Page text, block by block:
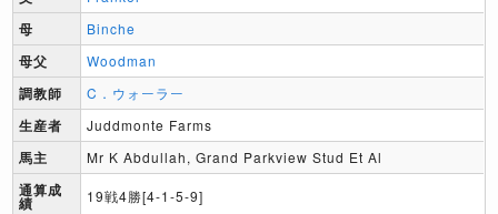
母 Binche
母父 Woodman
調教師 C．ウォーラー
生産者 Juddmonte Farms
馬主 Mr K Abdullah, Grand Parkview Stud Et Al
通算成
績 19戦4勝[4-1-5-9]